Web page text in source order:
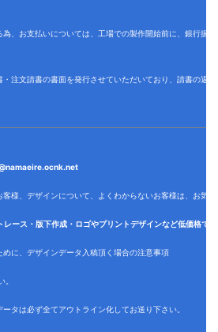
、お支払いについては、工場での製作開始前に、銀行振
注文請書の書面を発行させていただいており、請書の返
様、デザインについて、よくわからないお客様は、お気
ース・版下作成・ロゴやプリントデザインなど低価格で
に、デザインデータ入稿頂く場合の注意事項
タは必ず全てアウトライン化してお送り下さい。